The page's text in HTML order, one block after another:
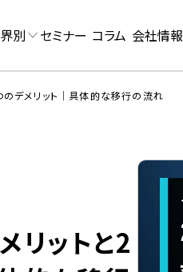
別 セミナー コラム 会社情報
のデメリット｜具体的な移行の流れ
リットと2